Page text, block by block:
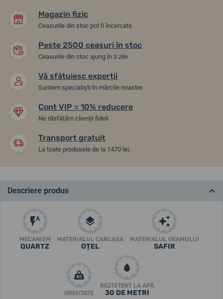
Magazin fizic
Ceasurile din stoc pot fi încercate.
Peste 2500 ceasuri în stoc
Ceasurile din stoc ajung în 3 zile.
Vă sfătuiesc experții
Suntem specialiști în mărcile noastre
Cont VIP = 10% reducere
Ne răsfățăm clienții fideli
Transport gratuit
La toate produsele de la 1470 lei.
Descriere produs
MECANISM
QUARTZ
MATERIALUL CARCASA
OȚEL
MATERIALUL GEAMULUI
SAFIR
GREUTATE
REZISTENT LA APĂ
30 DE METRI